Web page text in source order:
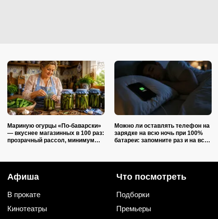
Мариную огурцы «По-баварски»
— вкуснее магазинных в 100 раз:
прозрачный рассол, минимум
Можно ли оставлять телефон на
зарядке на всю ночь при 100%
батареи: запомните раз и на всю
Афиша
В прокате
Кинотеатры
Что посмотреть
Подборки
Премьеры